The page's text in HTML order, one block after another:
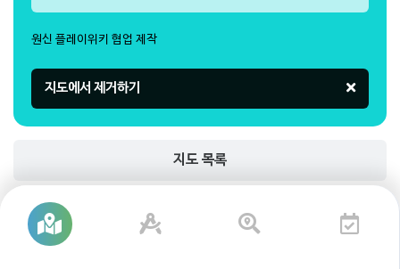
원신 플레이위키 협업 제작
지도 목록